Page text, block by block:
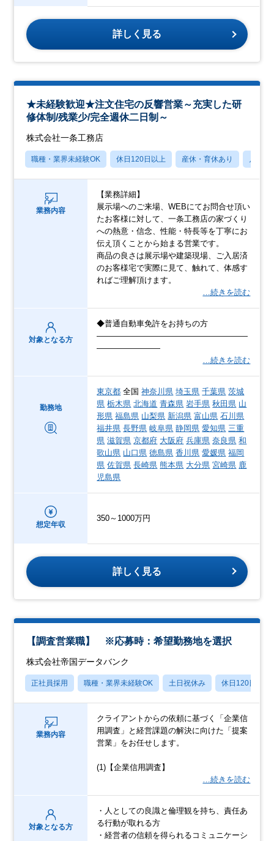
詳しく見る
★未経験歓迎★注文住宅の反響営業～充実した研
修体制/残業少/完全週休二日制～
株式会社一条工務店
職種・業界未経験OK 休日120日以上 産休・育休あり 月残業
業務内容
【業務詳細】
展示場へのご来場、WEBにてお問合せ頂い
たお客様に対して、一条工務店の家づくり
への熱意・信念、性能・特長等を丁寧にお
伝え頂くことから始まる営業です。
商品の良さは展示場や建築現場、ご入居済
のお客様宅で実際に見て、触れて、体感す
ればご理解頂けます。
…続きを読む
対象となる方
◆普通自動車免許をお持ちの方
―――――――――――――――――――
――――――――
…続きを読む
勤務地
東京都 全国神奈川県 埼玉県 千葉県 茨城
県 栃木県 北海道 青森県 岩手県 秋田県 山
形県 福島県 山梨県 新潟県 富山県 石川県
福井県 長野県 岐阜県 静岡県 愛知県 三重
県 滋賀県 京都府 大阪府 兵庫県 奈良県 和
歌山県 山口県 徳島県 香川県 愛媛県 福岡
県 佐賀県 長崎県 熊本県 大分県 宮崎県 鹿
児島県
想定年収
350～1000万円
詳しく見る
【調査営業職】 ※応募時：希望勤務地を選択
株式会社帝国データバンク
正社員採用 職種・業界未経験OK 土日祝休み 休日120日以上
業務内容
クライアントからの依頼に基づく「企業信
用調査」と経営課題の解決に向けた「提案
営業」をお任せします。
(1)【企業信用調査】
…続きを読む
対象となる方
・人としての良識と倫理観を持ち、責任あ
る行動が取れる方
・経営者の信頼を得られるコミュニケーシ